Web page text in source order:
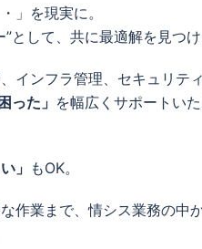
」を現実に。
として、共に最適解を見つけ
インフラ管理、セキュリテ
った」 を幅広くサポートいた
」 もOK。
作業まで、情シス業務の中